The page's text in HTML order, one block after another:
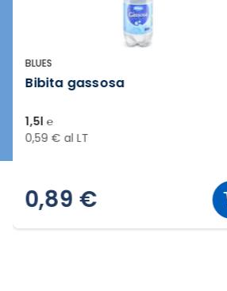
BLUES
Bibita gassosa
1,5l ℮
0,59 € al LT
0,89 €